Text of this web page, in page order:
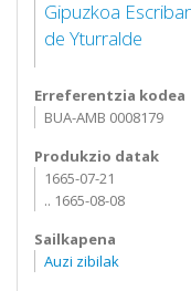
Gipuzkoa
de Yturralde
Erreferentzia kodea
BUA-AMB 0008179
Produkzio datak
1665-07-21
.. 1665-08-08
Sailkapena
Auzi zibilak